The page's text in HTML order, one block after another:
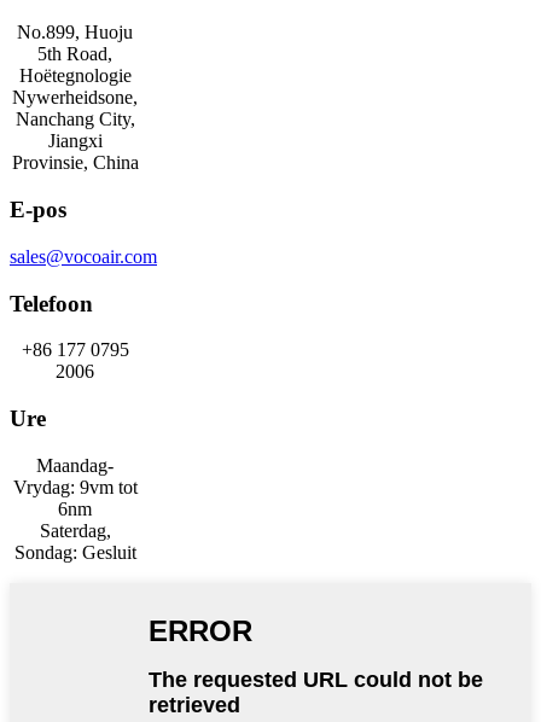
No.899, Huoju
5th Road,
Hoëtegnologie
Nywerheidsone,
Nanchang City,
Jiangxi
Provinsie, China
E-pos
sales@vocoair.com
Telefoon
+86 177 0795
2006
Ure
Maandag-
Vrydag: 9vm tot
6nm
Saterdag,
Sondag: Gesluit